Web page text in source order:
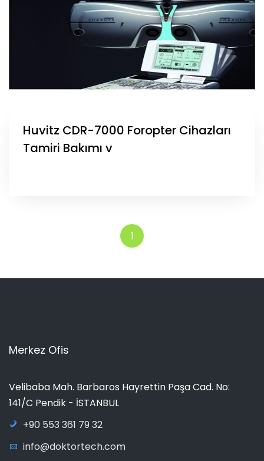
Huvitz CDR-7000 Foropter Cihazları
Tamiri Bakımı v
1
Merkez Ofis
Velibaba Mah. Barbaros Hayrettin Paşa Cad. No:
141/C Pendik - İSTANBUL
+90 553 361 79 32
info@doktortech.com